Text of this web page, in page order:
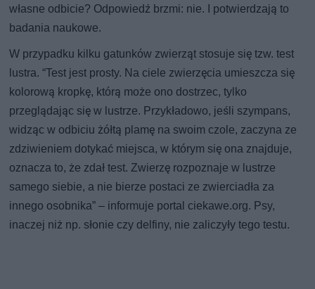
własne odbicie? Odpowiedź brzmi: nie. I potwierdzają to
badania naukowe.
W przypadku kilku gatunków zwierząt stosuje się tzw. test
lustra. “Test jest prosty. Na ciele zwierzęcia umieszcza się
kolorową kropkę, którą może ono dostrzec, tylko
przeglądając się w lustrze. Przykładowo, jeśli szympans,
widząc w odbiciu żółtą plamę na swoim czole, zaczyna ze
zdziwieniem dotykać miejsca, w którym się ona znajduje,
oznacza to, że zdał test. Zwierzę rozpoznaje w lustrze
samego siebie, a nie bierze postaci ze zwierciadła za
innego osobnika” – informuje portal ciekawe.org. Psy,
inaczej niż np. słonie czy delfiny, nie zaliczyły tego testu.